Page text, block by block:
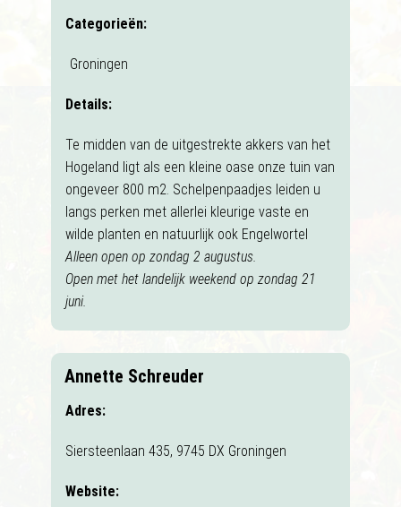
Categorieën:
Groningen
Details:
Te midden van de uitgestrekte akkers van het
Hogeland ligt als een kleine oase onze tuin van
ongeveer 800 m2. Schelpenpaadjes leiden u
langs perken met allerlei kleurige vaste en
wilde planten en natuurlijk ook Engelwortel
Alleen open op zondag 2 augustus.
Open met het landelijk weekend op zondag 21
juni.
Annette Schreuder
Adres:
Siersteenlaan 435, 9745 DX Groningen
Website: